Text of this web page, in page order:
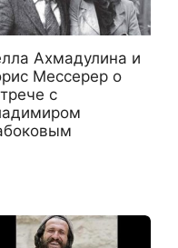
Ахмадулина и
Мессерер о
с